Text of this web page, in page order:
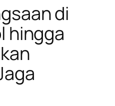
di
hingga